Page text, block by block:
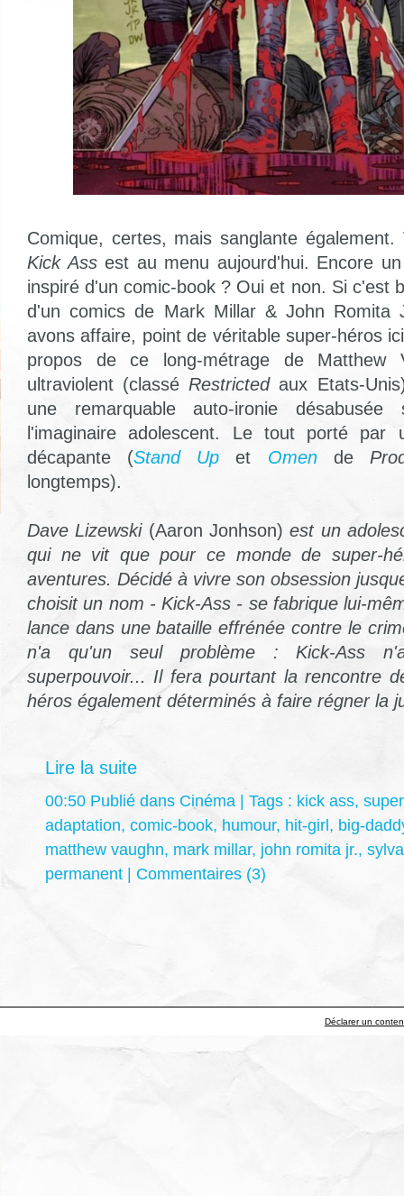
Comique, certes, mais sanglante également.
Kick Assest au menu aujourd'hui. Encore
inspiré d'un comic-book ? Oui et non. Si c'est
d'un comics de Mark Millar & John Romita
avons affaire, point de véritable super-héros
propos de ce long-métrage de Matthew
ultraviolent (classéRestrictedaux Etats-
une remarquable auto-ironie
l'imaginaire adolescent. Le tout porté par
décapante (Stand Up et Omen de
longtemps).
Dave Lizewski(Aaron Jonhson)est un
qui ne vit que pour ce monde de super-
aventures. Décidé à vivre son obsession
choisit un nom - Kick-Ass - se fabrique lui-
lance dans une bataille effrénée contre le
n'a qu'un seul problème : Kick-Ass
superpouvoir... Il fera pourtant la rencontre
héros également déterminés à faire régner la
Lire la suite
00:50 Publié dans Cinéma | Tags : kick ass,
adaptation, comic-book, humour, hit-girl , big-
matthew vaughn, mark millar, john romita jr.,
permanent
Commentaires (3)
Déclarer un